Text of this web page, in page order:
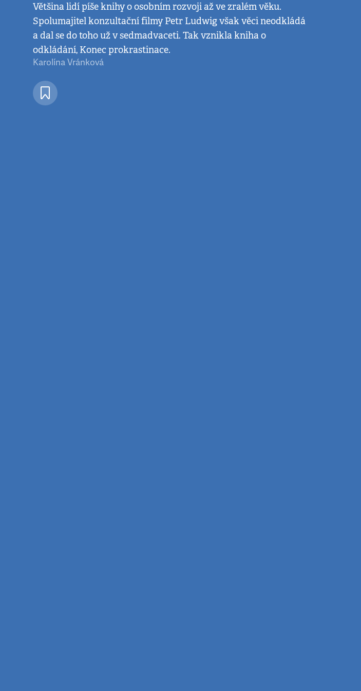
Většina lidí píše knihy o osobním rozvoji až ve zralém věku.
Spolumajitel konzultační filmy Petr Ludwig však věci neodkládá
a dal se do toho už v sedmadvaceti. Tak vznikla kniha o
odkládání, Konec prokrastinace.
Karolína Vránková